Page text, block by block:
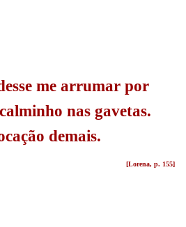
me arrumar por
nas gavetas.
demais.
[Lorena, p. 155]